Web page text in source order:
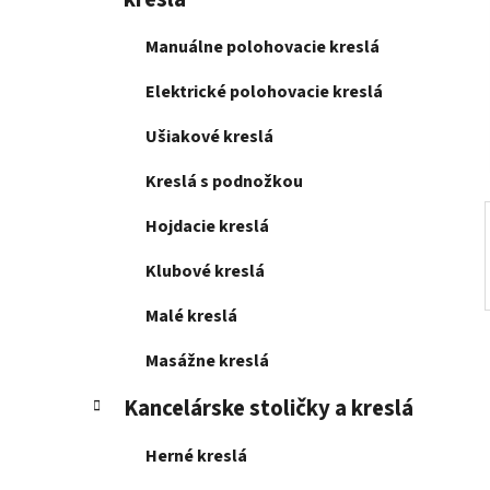
Manuálne polohovacie kreslá
Elektrické polohovacie kreslá
Ušiakové kreslá
Kreslá s podnožkou
Hojdacie kreslá
Klubové kreslá
Malé kreslá
Masážne kreslá
Kancelárske stoličky a kreslá
Herné kreslá